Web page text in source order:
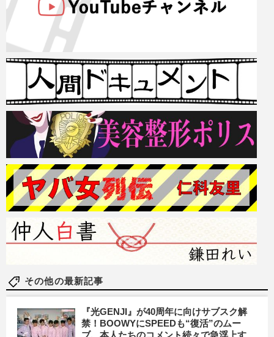
その他の最新記事
『光GENJI』が40周年に向けサブスク解
禁！BOOWYにSPEEDも“復活”のムー
ブ、本人たちのコメント続々で急浮上す